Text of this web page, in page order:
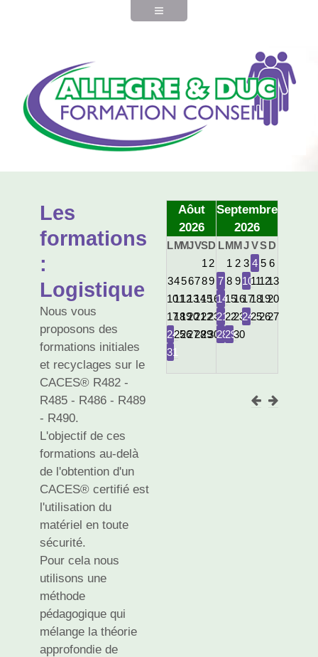
Les
formations
:
Logistique
Nous vous
proposons des
formations initiales
et recyclages sur le
CACES® R482 -
R485 - R486 - R489
- R490.
L'objectif de ces
formations au-delà
de l'obtention d'un
CACES® certifié est
l'utilisation du
matériel en toute
sécurité.
Pour cela nous
utilisons une
méthode
pédagogique qui
mélange la théorie
approfondie de
Aôut
2026
LMMJVSD
1 2
3456789
10111213141516
17181920212223
24252627282930
31
Septembre
2026
LMMJVSD
1 2 3 4 5 6
7 8 910111213
14151617181920
21222324252627
282930